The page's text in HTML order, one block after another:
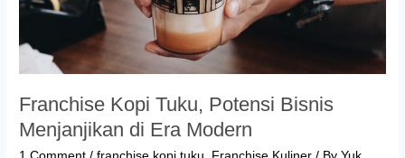
Franchise Kopi Tuku, Potensi Bisnis
Menjanjikan di Era Modern